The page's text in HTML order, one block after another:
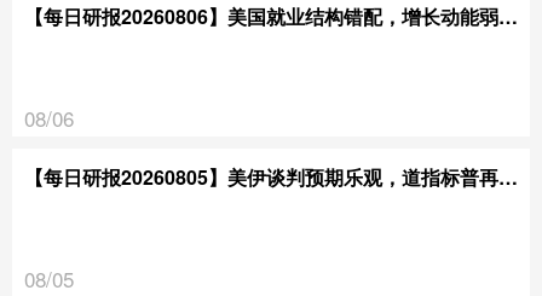
【每日研报20260806】美国就业结构错配，增长动能弱于预期
08/06
【每日研报20260805】美伊谈判预期乐观，道指标普再创新高
08/05